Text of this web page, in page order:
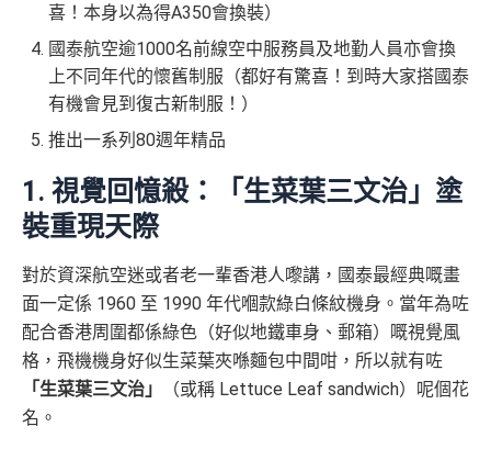
喜！本身以為得A350會換裝）
國泰航空逾1000名前線空中服務員及地勤人員亦會換
上不同年代的懷舊制服（都好有驚喜！到時大家搭國泰
有機會見到復古新制服！）
推出一系列80週年精品
1. 視覺回憶殺：「生菜葉三文治」塗
裝重現天際
對於資深航空迷或者老一輩香港人嚟講，國泰最經典嘅畫
面一定係 1960 至 1990 年代嗰款綠白條紋機身。當年為咗
配合香港周圍都係綠色（好似地鐵車身、郵箱）嘅視覺風
格，飛機機身好似生菜葉夾喺麵包中間咁，所以就有咗
「生菜葉三文治」
（或稱 Lettuce Leaf sandwich）呢個花
名。